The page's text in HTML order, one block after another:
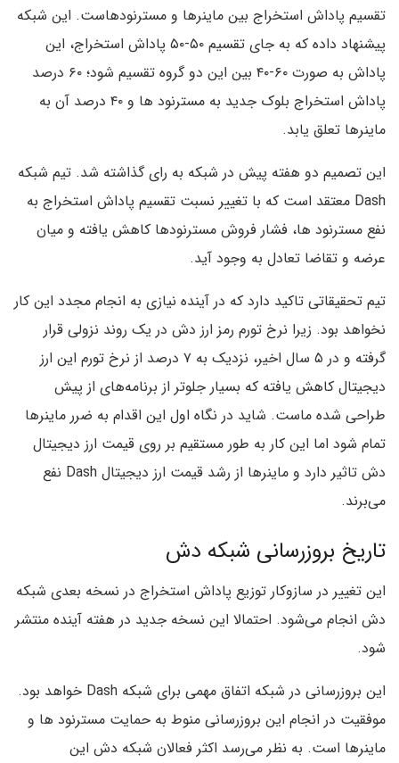
تقسیم پاداش استخراج بین ماینرها و مسترنودهاست. این شبکه
پیشنهاد داده که به جای تقسیم ۵۰-۵۰ پاداش استخراج، این
پاداش به صورت ۶۰-۴۰ بین این دو گروه تقسیم شود؛ ۶۰ درصد
پاداش استخراج بلوک جدید به مسترنود ها و ۴۰ درصد آن به
ماینرها تعلق یابد.
این تصمیم دو هفته پیش در شبکه به رای گذاشته شد. تیم شبکه
Dash معتقد است که با تغییر نسبت تقسیم پاداش استخراج به
نفع مسترنود ها، فشار فروش مسترنودها کاهش یافته و میان
عرضه و تقاضا تعادل به وجود آید.
تیم تحقیقاتی تاکید دارد که در آینده نیازی به انجام مجدد این کار
نخواهد بود. زیرا نرخ تورم رمز ارز دش در یک روند نزولی قرار
گرفته و در ۵ سال اخیر، نزدیک به ۷ درصد از نرخ تورم این ارز
دیجیتال کاهش یافته که بسیار جلوتر از برنامه‌های از پیش
طراحی شده ماست. شاید در نگاه اول این اقدام به ضرر ماینرها
تمام شود اما این کار به طور مستقیم بر روی قیمت ارز دیجیتال
دش تاثیر دارد و ماینرها از رشد قیمت ارز دیجیتال Dash نفع
می‌برند.
تاریخ بروزرسانی شبکه دش
این تغییر در سازوکار توزیع پاداش استخراج در نسخه بعدی شبکه
دش انجام می‌شود. احتمالا این نسخه جدید در هفته آینده منتشر
شود.
این بروزرسانی در شبکه اتفاق مهمی برای شبکه Dash خواهد بود.
موفقیت در انجام این بروزرسانی منوط به حمایت مسترنود ها و
ماینرها است. به نظر می‌رسد اکثر فعالان شبکه دش این